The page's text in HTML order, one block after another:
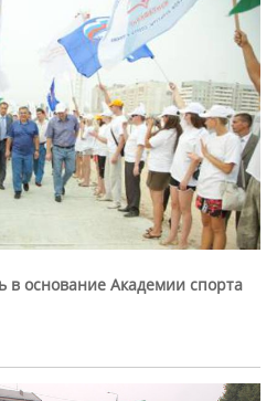
в основание Академии спорта